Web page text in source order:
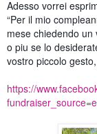
Adesso vorrei
“Per il mio
mese chiedendo
o piu se lo
vostro piccolo
https://